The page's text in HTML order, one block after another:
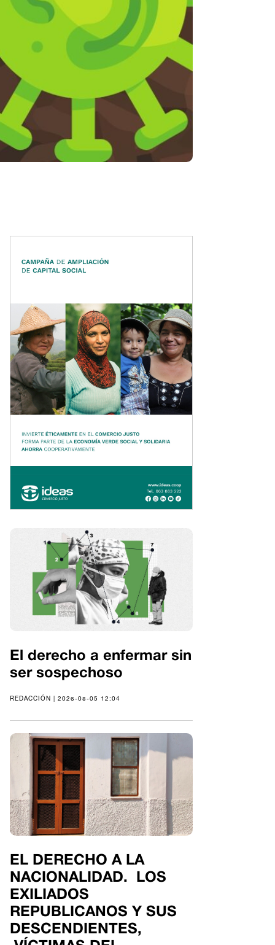
El derecho a enfermar sin
ser sospechoso
REDACCIÓN | 2026-08-05 12:04
EL DERECHO A LA
NACIONALIDAD. LOS
EXILIADOS
REPUBLICANOS Y SUS
DESCENDIENTES,